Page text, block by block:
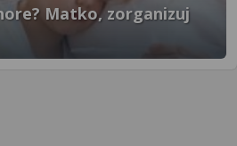
Matko, zorganizuj